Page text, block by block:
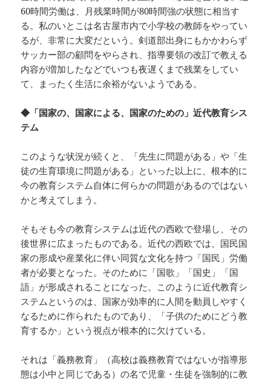
60時間労働は、月残業時間が80時間強の状態に相当す
る。私のいとこは名古屋市内で小学校の教師をやってい
るが、非常に大変だという。剣道部出身にもかかわらず
サッカー部の顧問をやらされ、指導要領の改訂で教える
内容が増加したなどでいつも夜遅くまで残業をしてい
て、まったく生活に余裕がないようである。
◆「国家の、国家による、国家のための」近代教育シス
テム
このような状況が続くと、「先生に問題がある」や「生
徒の生育環境に問題がある」といった以上に、根本的に
今の教育システム自体に何らかの問題があるのではない
かと考えてしまう。
そもそも今の教育システムは近代の西欧で登場し、その
後世界に広まったものである。近代の西欧では、国民国
家の形成や産業化に伴い同質な文化を持つ「国民」労働
者が必要となった。そのために「国歌」「国史」「国
語」が形成されることになった。このように近代教育シ
ステムというのは、国家が効率的に人間を動員しやすく
なるために作られたものであり、「子供のためにどう教
育するか」という視点が根本的に欠けている。
それは「義務教育」（高校は義務教育ではないが指導形
態は小中と同じである）の名で児童・生徒を強制的に教